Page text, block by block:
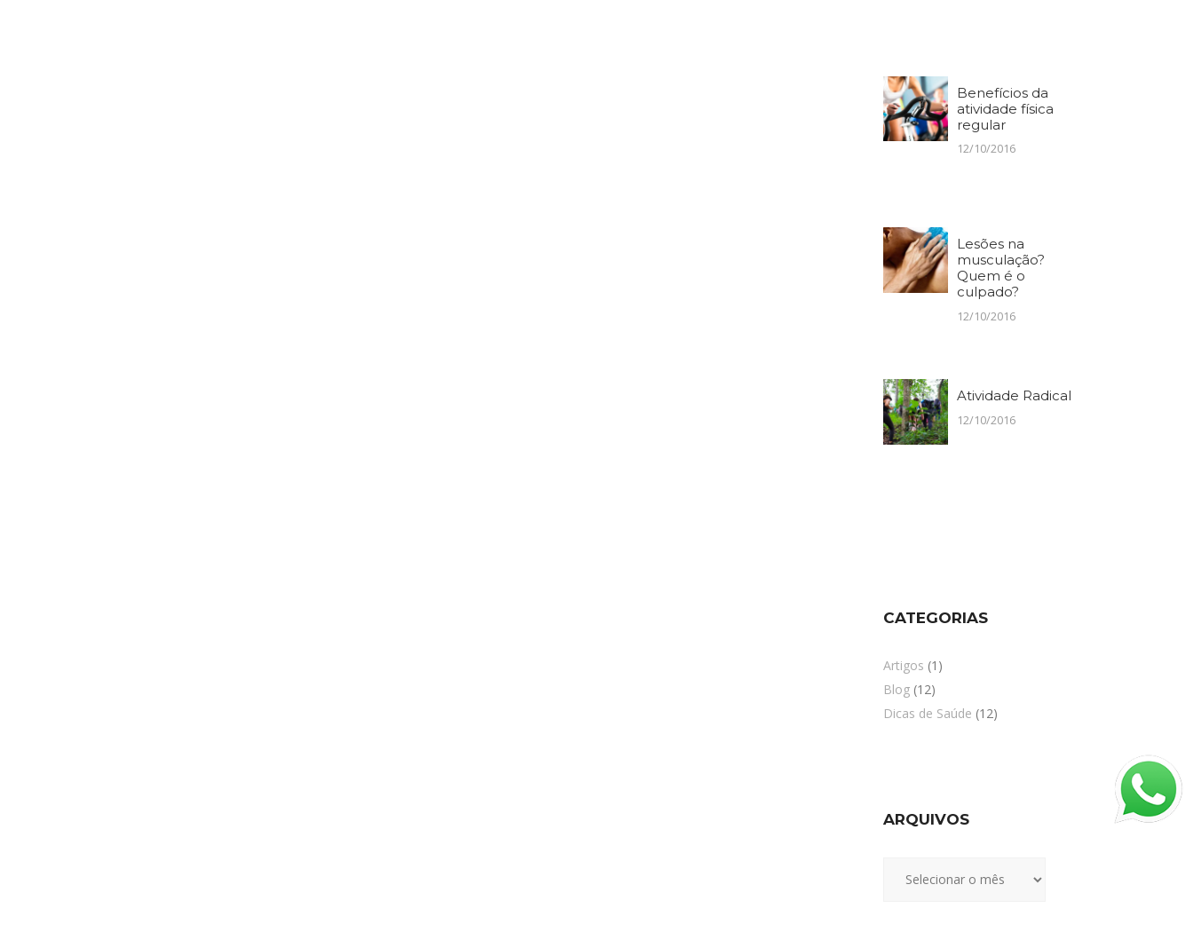
Benefícios da
atividade física
regular
12/10/2016
Lesões na
musculação?
Quem é o
culpado?
12/10/2016
Atividade Radical
12/10/2016
CATEGORIAS
Artigos (1)
Blog(12)
Dicas de Saúde (12)
ARQUIVOS